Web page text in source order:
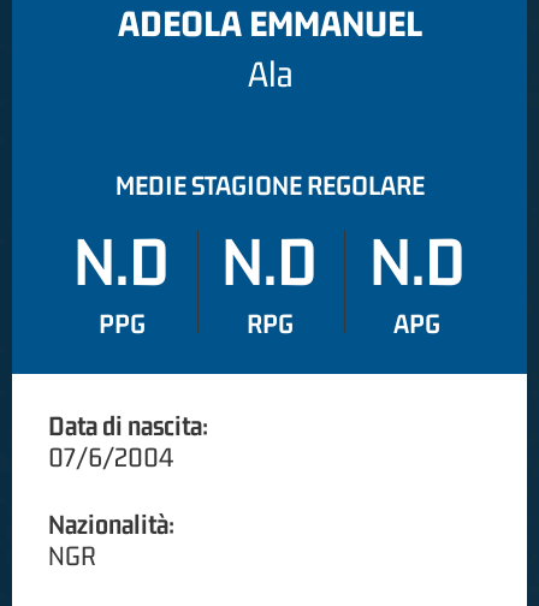
ADEOLA EMMANUEL
Ala
MEDIE STAGIONE REGOLARE
N.D
PPG
N.D
RPG
N.D
APG
Data di nascita:
07/6/2004
Nazionalità:
NGR